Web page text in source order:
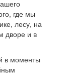
где мы
лесу, на
дворе и в
в моменты